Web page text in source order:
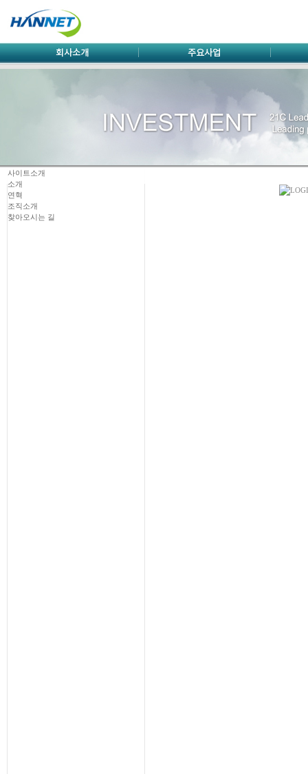
사이트소개
소개
연혁
조직소개
찾아오시는 길